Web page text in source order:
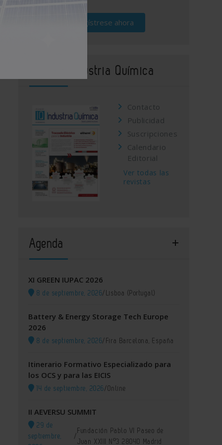
Regístrese ahora
Revista Industria Química
Contacto
Publicidad
Suscripciones
Calendario
Editorial
Ver todas las
revistas
Agenda
XI GREEN IUPAC 2026
8 de septiembre, 2026/Lisboa (Portugal)
Battery & Energy Storage Tech Europe
2026
8 de septiembre, 2026/Fira Barcelona, España
Itinerario Formativo Especializado para
los OCS y para las EICIS
14 de septiembre, 2026/Online
II AEVERSU SUMMIT
29 de
septiembre,
/
Fundación Pablo VI Paseo de
Juan XXIII Nº3 28040 Madrid